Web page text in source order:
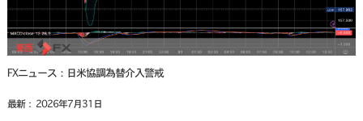
FXニュース：日米協調為替介入警戒
最新： 2026年7月31日